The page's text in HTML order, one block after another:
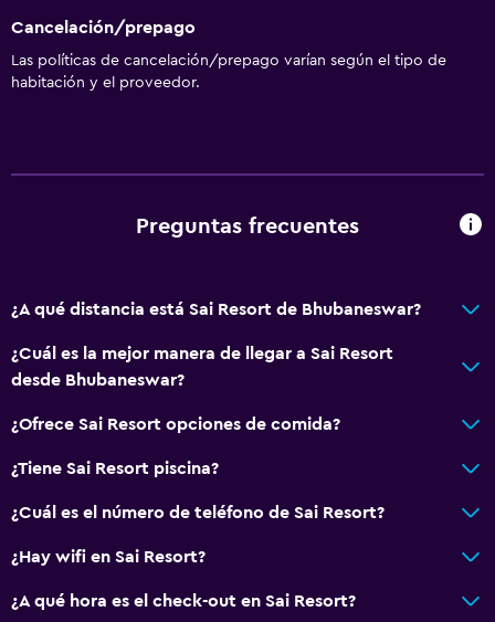
Cancelación/prepago
Las políticas de cancelación/prepago varían según el tipo de
habitación y el proveedor.
Preguntas frecuentes
¿A qué distancia está Sai Resort de Bhubaneswar?
¿Cuál es la mejor manera de llegar a Sai Resort
desde Bhubaneswar?
¿Ofrece Sai Resort opciones de comida?
¿Tiene Sai Resort piscina?
¿Cuál es el número de teléfono de Sai Resort?
¿Hay wifi en Sai Resort?
¿A qué hora es el check-out en Sai Resort?